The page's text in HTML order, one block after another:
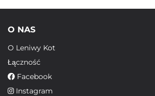
O NAS
O Leniwy Kot
Łączność
Facebook
Instagram